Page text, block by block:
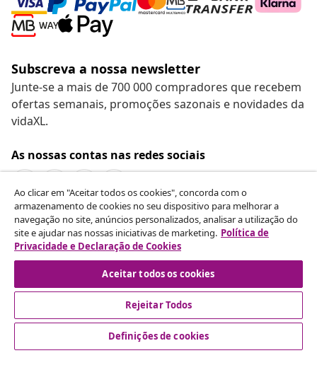
Subscreva a nossa newsletter
Junte-se a mais de 700 000 compradores que recebem
ofertas semanais, promoções sazonais e novidades da
vidaXL.
As nossas contas nas redes sociais
Rescindir o contrato
Envie um pedido de rescisão da sua encomenda.
Rescindir o contrato
Atendimento ao cliente
Ao clicar em "Aceitar todos os cookies", concorda com o
armazenamento de cookies no seu dispositivo para melhorar a
navegação no site, anúncios personalizados, analisar a utilização do
site e ajudar nas nossas iniciativas de marketing. Política de
Privacidade e Declaração de Cookies
Aceitar todos os cookies
Rejeitar Todos
Definições de cookies